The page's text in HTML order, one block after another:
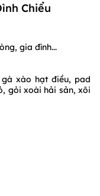
Chiểu
gia đình...
xào hạt điều, pad
gỏi xoài hải sản, xôi